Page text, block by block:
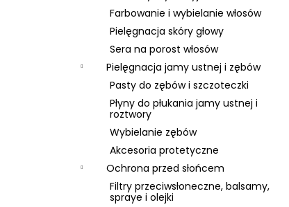
Farbowanie i wybielanie włosów
Pielęgnacja skóry głowy
Sera na porost włosów
Pielęgnacja jamy ustnej i zębów
Pasty do zębów i szczoteczki
Płyny do płukania jamy ustnej i
roztwory
Wybielanie zębów
Akcesoria protetyczne
Ochrona przed słońcem
Filtry przeciwsłoneczne, balsamy,
spraye i olejki